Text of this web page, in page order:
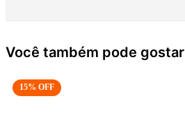
Você também pode gostar
15% OFF